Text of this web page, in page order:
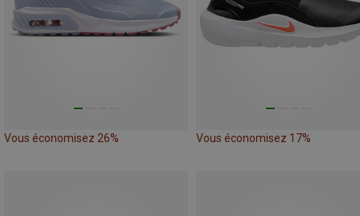
Vous économisez 26% Vous économisez 17%